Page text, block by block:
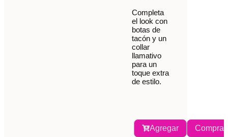
Completa
el look con
botas de
tacón y un
collar
llamativo
para un
toque extra
de estilo.
Agregar Comprar